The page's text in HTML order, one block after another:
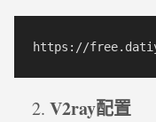
V2ray配置